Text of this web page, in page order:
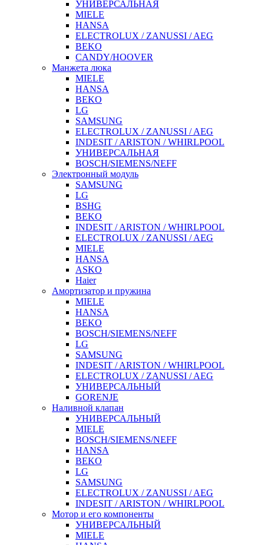
УНИВЕРСАЛЬНАЯ
MIELE
HANSA
ELECTROLUX / ZANUSSI / AEG
BEKO
CANDY/HOOVER
Манжета люка
MIELE
HANSA
BEKO
LG
SAMSUNG
ELECTROLUX / ZANUSSI / AEG
INDESIT / ARISTON / WHIRLPOOL
УНИВЕРСАЛЬНАЯ
BOSCH/SIEMENS/NEFF
Электронный модуль
SAMSUNG
LG
BSHG
BEKO
INDESIT / ARISTON / WHIRLPOOL
ELECTROLUX / ZANUSSI / AEG
MIELE
HANSA
ASKO
Haier
Амортизатор и пружина
MIELE
HANSA
BEKO
BOSCH/SIEMENS/NEFF
LG
SAMSUNG
INDESIT / ARISTON / WHIRLPOOL
ELECTROLUX / ZANUSSI / AEG
УНИВЕРСАЛЬНЫЙ
GORENJE
Наливной клапан
УНИВЕРСАЛЬНЫЙ
MIELE
BOSCH/SIEMENS/NEFF
HANSA
BEKO
LG
SAMSUNG
ELECTROLUX / ZANUSSI / AEG
INDESIT / ARISTON / WHIRLPOOL
Мотор и его компоненты
УНИВЕРСАЛЬНЫЙ
MIELE